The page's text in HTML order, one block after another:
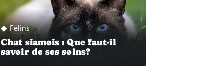
Félins
Chat siamois : Que faut-il
savoir de ses soins?